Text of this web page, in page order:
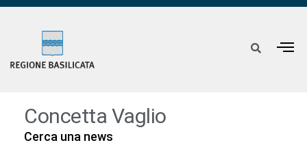
Concetta Vaglio
Cerca una news